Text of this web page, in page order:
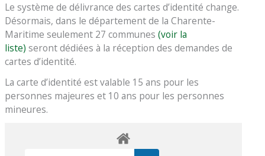
Le système de délivrance des cartes d’identité change.
Désormais, dans le département de la Charente-
Maritime seulement 27 communes(voir la
liste) seront dédiées à la réception des demandes de
cartes d’identité.
La carte d’identité est valable 15 ans pour les
personnes majeures et 10 ans pour les personnes
mineures.